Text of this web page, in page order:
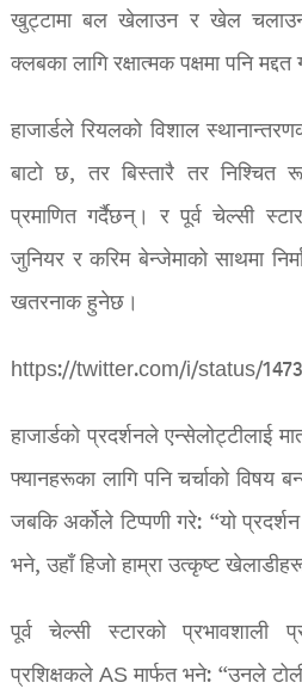
खुट्टामा बल खेलाउन र खेल
क्लबका लागि रक्षात्मक पक्षमा पनि मद्दत
हाजार्डले रियलको विशाल
बाटो छ, तर बिस्तारै तर निश्चित
प्रमाणित गर्दैछन्। र पूर्व चेल्सी
जुनियर र करिम बेन्जेमाको साथमा
खतरनाक हुनेछ।
https://twitter.com/i/status/
हाजार्डको प्रदर्शनले एन्सेलोट्टीलाई
फ्यानहरूका लागि पनि चर्चाको विषय
जबकि अर्कोले टिप्पणी गरे: “यो
भने, उहाँ हिजो हाम्रा उत्कृष्ट
पूर्व चेल्सी स्टारको प्रभावशाली
प्रशिक्षकले AS मार्फत भने: “उनले